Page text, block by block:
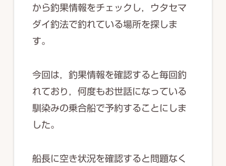
から釣果情報をチェックし，ウタセマ
ダイ釣法で釣れている場所を探しま
す。
今回は，釣果情報を確認すると毎回釣
れており，何度もお世話になっている
馴染みの乗合船で予約することにしま
した。
船長に空き状況を確認すると問題なく